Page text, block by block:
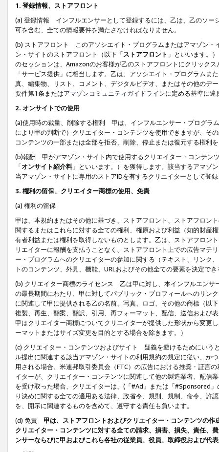
1. 登録情報、ストアフロント
(a) 登録情報 インフルエンサーとして登録するには、乙は、乙のソー
可を含む、全ての情報要件を満たさなければなりません。
(b) ストアフロント このアソシエイト・プログラムまたはアマゾン・
ン・サイトのストアフロント（以下「ストアフロント 」といいます。
のセッションは、Amazonのお客様が乙のストアフロントにクリック
「サービス提供」に相当します。乙は、アソシエイト・プログラム
真、編集物、リスト、コメント、デジタルビデオ、またはその他のデ
要件第1条またはアマゾンコミュニティガイドラインに定める基準に違
2. オンサイトでの使用
(a)使用時の裁量、削除する権利 甲は、インフルエンサー・プログラ
により甲の判断で）クリエイター・コンテンツを使用できますが、そ
コンテンツの一部または全部を拒否、削除、停止または復元する権利
(b)報酬 甲がアマゾン・サイト内で使用するクリエイター・コンテン
「オンサイト紹介料」といいます。）を獲得します。該当するアマゾ
当アマゾン・サイトに専用のストアIDを有するクリエイターとして登
3. 権利の留保、クリエイター商標の使用、免責
(a) 権利の留保
甲は、本規約またはその他に基づき、ストアフロント、ストアフロン
関するまたはこれらに対する全ての権利、権原および利益（知的財産
有者利益または権利を取得しないものとします。乙は、ストアフロン
リエイターに報酬を支払うことなく、ストアフロント上での広告マテ
ー・プログラムへのクリエイターの参加に関する（テキスト、リンク
トのコンテンツ、外見、機能、URLおよびその他全ての要素を決定で
(b) クリエイター商標のライセンス 乙は甲に対し、本インフルエンサ
の最長期間にわたり、甲に対してパブリック・プロフィールへのリン
に関連して甲に提供される乙の名前、写真、ロゴ、その他の商標（以
複製、再生、翻案、翻訳、引用、再フォーマット、配信、送信および
甲はクリエイター商標についてクリエイターが提供した形状から変更
ーマットまたはサイズ変更を目的とする場合を除きます。）
(c) クリエイター・コンテンツおよびサイト 疑義を避けるためにいう
ル提出に関連する該当アマゾン・サイトの利用規約の規定に従い、か
用される場合、米連邦取引委員会（FTC）の広告における推奨・証言
イターが、クリエイター・コンテンツに関連して他の製造業者、配信
を受け取った場合、クリエイターは、(「#Ad」または「#Sponsored
り決めに関する全ての適用ある法律、政省令、規則、規制、命令、許
を、開示に関連するものを含めて、遵守する責任も負います。
(d) 免責 甲は、ストアフロントおよびクリエイター・コンテンツの
クリエイター・コンテンツに対する全ての請求、損害、損失、責任、
ンサーならびに甲およびこれら各社の従業員、役員、取締役および代